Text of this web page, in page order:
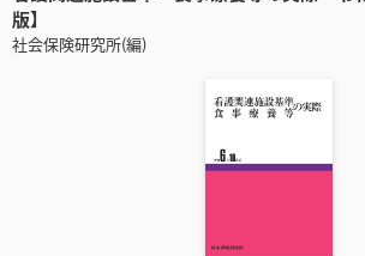
版】
社会保険研究所(編)